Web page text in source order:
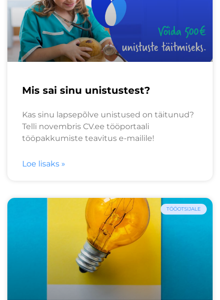
Mis sai sinu unistustest?
Kas sinu lapsepõlve unistused on täitunud?
Telli novembris CV.ee tööportaali
tööpakkumiste teavitus e-mailile!
Loe lisaks »
TÖÖOTSIJALE